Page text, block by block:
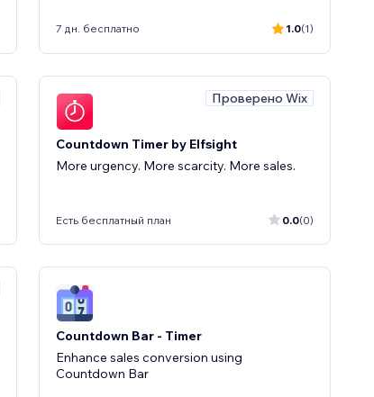
7 дн. бесплатно 1.0(1)
Проверено Wix
Countdown Timer by Elfsight
More urgency. More scarcity. More sales.
Есть бесплатный план 0.0(0)
Countdown Bar - Timer
Enhance sales conversion using
Countdown Bar